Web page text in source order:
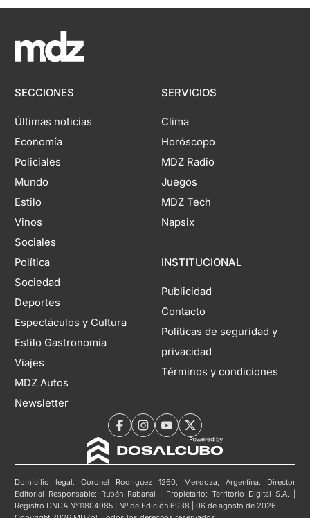
SECCIONES
Últimas noticias
Economía
Policiales
Mundo
Estilo
Vinos
Sociales
Política
Sociedad
Deportes
Espectáculos y Cultura
Estilo Gastronomía
Viajes
MDZ Autos
Newsletter
SERVICIOS
Clima
Horóscopo
MDZ Radio
Juegos
MDZ Tech
Napsix
INSTITUCIONAL
Publicidad
Contacto
Políticas de seguridad y
privacidad
Términos y condiciones
Domicilio legal: Coronel Rodríguez 1260, Mendoza, Argentina. Director
Editorial Responsable: Rubén Rabanal | Propietario: Territorio Digital S.A. |
Registro DNDA N°11804985 | Nº de Edición 6938 | 06 de agosto de 2026